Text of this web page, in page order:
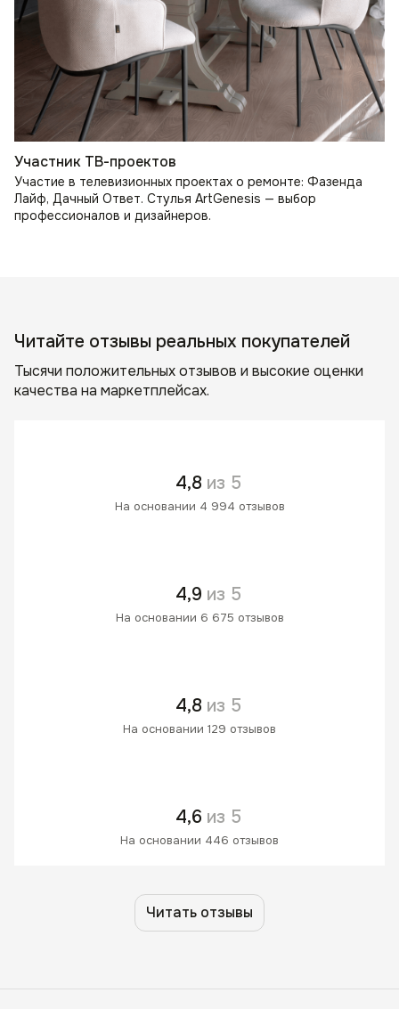
Участник ТВ-проектов
Участие в телевизионных проектах о ремонте: Фазенда
Лайф, Дачный Ответ. Стулья ArtGenesis — выбор
профессионалов и дизайнеров.
Читайте отзывы реальных покупателей
Тысячи положительных отзывов и высокие оценки
качества на маркетплейсах.
4,8 из 5
На основании 4 994 отзывов
4,9 из 5
На основании 6 675 отзывов
4,8 из 5
На основании 129 отзывов
4,6 из 5
На основании 446 отзывов
Читать отзывы